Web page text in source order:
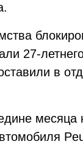
27-
в
месяца